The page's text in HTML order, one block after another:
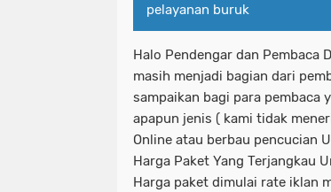
pelayanan buruk
Halo Pendengar dan Pembaca
masih menjadi bagian dari
sampaikan bagi para pembaca
apapun jenis ( kami tidak
Online atau berbau pencucian
Harga Paket Yang Terjangkau
Harga paket dimulai rate iklan